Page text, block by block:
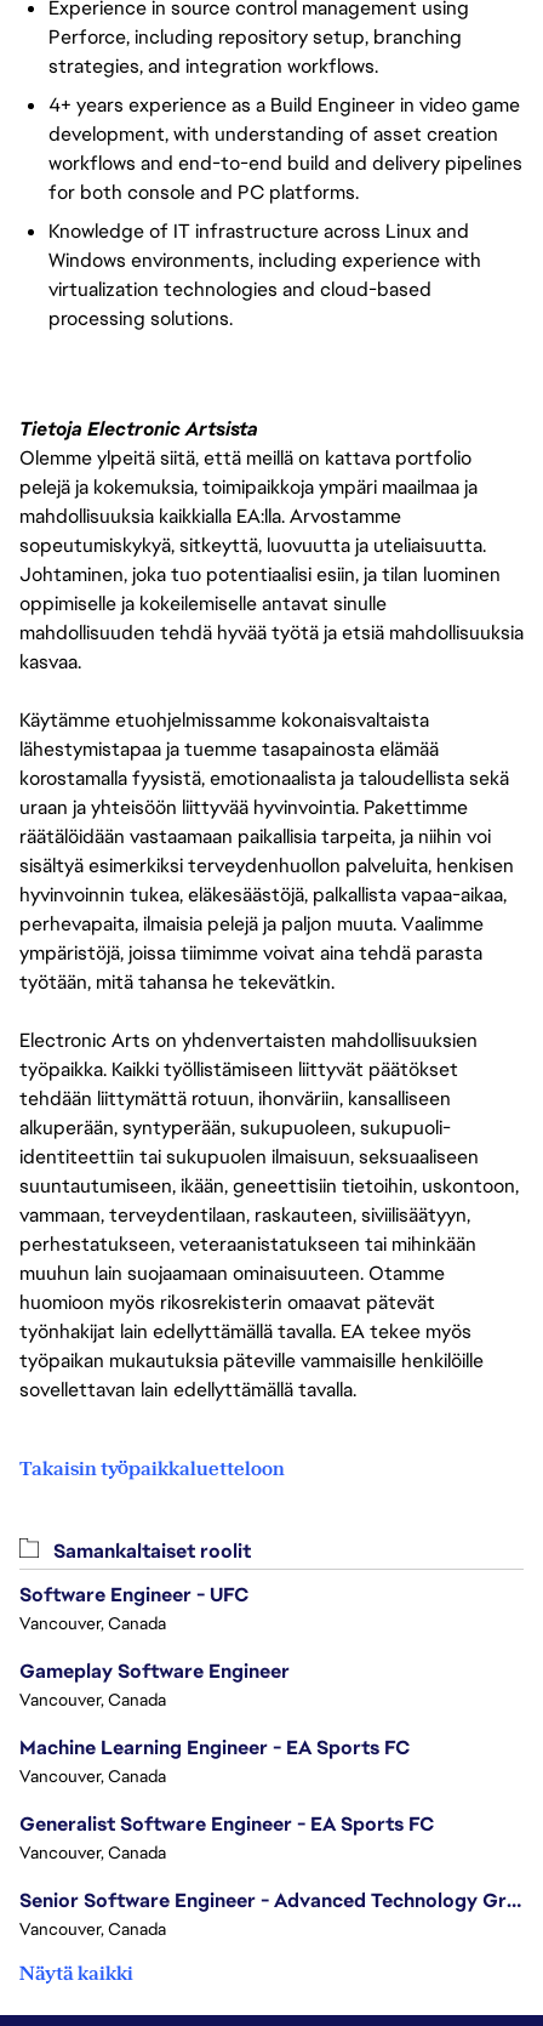
Experiencein source control management using
Perforce, including repository setup, branching
strategies, and integration workflows.
4+ years experience as a Build Engineer in video game
development, with understanding of asset creation
workflows and end-to-end build and delivery pipelines
for both console and PC platforms.
Knowledge of IT infrastructure across Linux and
Windows environments, including experience with
virtualization technologies and cloud-based
processing solutions.
Tietoja Electronic Artsista
Olemme ylpeitä siitä, että meillä on kattava portfolio
pelejä ja kokemuksia, toimipaikkoja ympäri maailmaa ja
mahdollisuuksia kaikkialla EA:lla. Arvostamme
sopeutumiskykyä, sitkeyttä, luovuutta ja uteliaisuutta.
Johtaminen, joka tuo potentiaalisi esiin, ja tilan luominen
oppimiselle ja kokeilemiselle antavat sinulle
mahdollisuuden tehdä hyvää työtä ja etsiä mahdollisuuksia
kasvaa.
Käytämme etuohjelmissamme kokonaisvaltaista
lähestymistapaa ja tuemme tasapainosta elämää
korostamalla fyysistä, emotionaalista ja taloudellista sekä
uraan ja yhteisöön liittyvää hyvinvointia. Pakettimme
räätälöidään vastaamaan paikallisia tarpeita, ja niihin voi
sisältyä esimerkiksi terveydenhuollon palveluita, henkisen
hyvinvoinnin tukea, eläkesäästöjä, palkallista vapaa-aikaa,
perhevapaita, ilmaisia pelejä ja paljon muuta. Vaalimme
ympäristöjä, joissa tiimimme voivat aina tehdä parasta
työtään, mitä tahansa he tekevätkin.
Electronic Arts on yhdenvertaisten mahdollisuuksien
työpaikka. Kaikki työllistämiseen liittyvät päätökset
tehdään liittymättä rotuun, ihonväriin, kansalliseen
alkuperään, syntyperään, sukupuoleen, sukupuoli-
identiteettiin tai sukupuolen ilmaisuun, seksuaaliseen
suuntautumiseen, ikään, geneettisiin tietoihin, uskontoon,
vammaan, terveydentilaan, raskauteen, siviilisäätyyn,
perhestatukseen, veteraanistatukseen tai mihinkään
muuhun lain suojaamaan ominaisuuteen. Otamme
huomioon myös rikosrekisterin omaavat pätevät
työnhakijat lain edellyttämällä tavalla. EA tekee myös
työpaikan mukautuksia päteville vammaisille henkilöille
sovellettavan lain edellyttämällä tavalla.
Takaisin työpaikkaluetteloon
Samankaltaiset roolit
Software Engineer - UFC
Vancouver, Canada
Gameplay Software Engineer
Vancouver, Canada
Machine Learning Engineer - EA Sports FC
Vancouver, Canada
Generalist Software Engineer - EA Sports FC
Vancouver, Canada
Senior Software Engineer - Advanced Technology Group
Vancouver, Canada
Näytä kaikki